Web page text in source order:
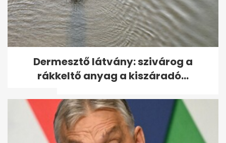
Mandiner: politikai okokból
menekülnek Magyarországra
németek
Dermesztő látvány: szivárog a
rákkeltő anyag a kiszáradó...